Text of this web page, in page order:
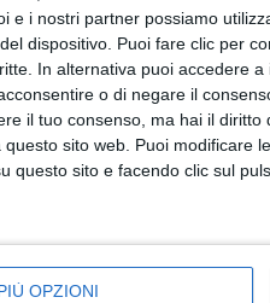
e i nostri partner possiamo
dispositivo. Puoi fare clic per
In alternativa puoi accedere
o di negare il
il tuo consenso, ma hai il
sito web. Puoi modificare
questo sito e facendo clic sul
OPZIONI
alla finestra sulla vicenda
decisiva per capire se il
di B o se dovrà
ripescaggio della SSC Bari.
La
le